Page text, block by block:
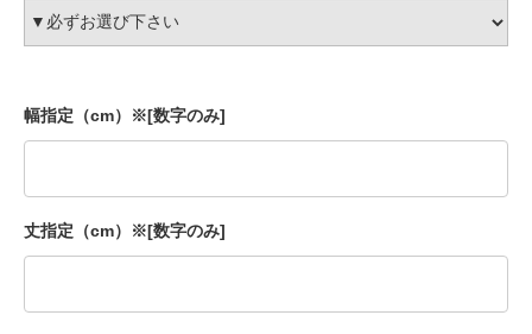
幅指定（cm）※[数字のみ]
丈指定（cm）※[数字のみ]